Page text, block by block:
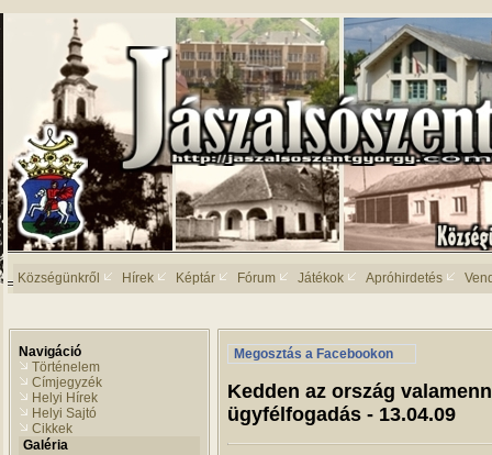
Községünkről Hírek Képtár Fórum Játékok Apróhirdetés
Navigáció
Történelem
Címjegyzék
Helyi Hírek
Helyi Sajtó
Cikkek
Galéria
Megosztás a Facebookon
Kedden az ország
ügyfélfogadás - 13.04.09